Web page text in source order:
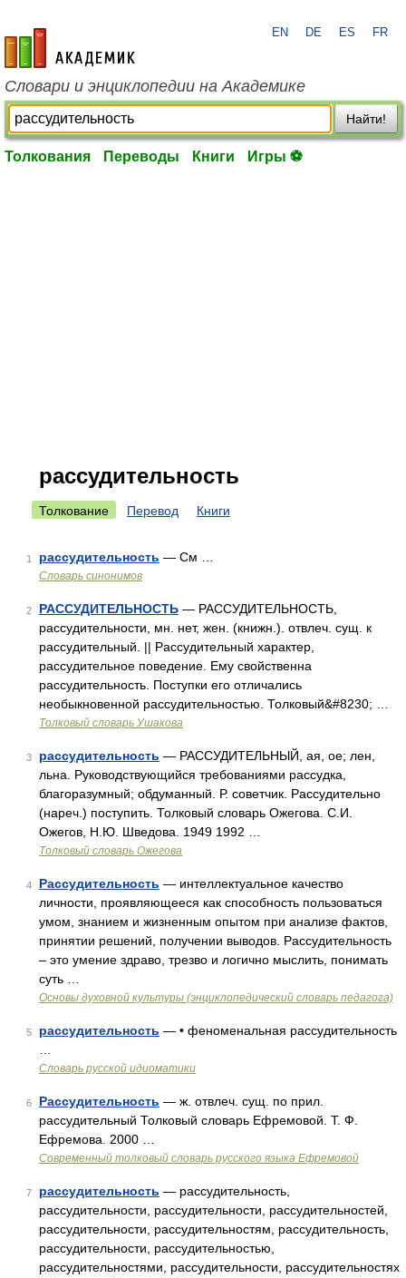
academic.ru
EN DE ES FR
Словари и энциклопедии на Академике
Найти!
Толкования Переводы Книги Игры ⚽
рассудительность
Толкование Перевод Книги
1 рассудительность — См …
Словарь синонимов
2 РАССУДИТЕЛЬНОСТЬ — РАССУДИТЕЛЬНОСТЬ,
рассудительности, мн. нет, жен. (книжн.). отвлеч. сущ. к
рассудительный. || Рассудительный характер,
рассудительное поведение. Ему свойственна
рассудительность. Поступки его отличались
необыкновенной рассудительностью. Толковый&#8230; …
Толковый словарь Ушакова
3 рассудительность — РАССУДИТЕЛЬНЫЙ, ая, ое; лен,
льна. Руководствующийся требованиями рассудка,
благоразумный; обдуманный. Р. советчик. Рассудительно
(нареч.) поступить. Толковый словарь Ожегова. С.И.
Ожегов, Н.Ю. Шведова. 1949 1992 …
Толковый словарь Ожегова
4 Рассудительность — интеллектуальное качество
личности, проявляющееся как способность пользоваться
умом, знанием и жизненным опытом при анализе фактов,
принятии решений, получении выводов. Рассудительность
– это умение здраво, трезво и логично мыслить, понимать
суть …
Основы духовной культуры (энциклопедический словарь педагога)
5 рассудительность — • феноменальная рассудительность
Словарь русской идиоматики
6 Рассудительность — ж. отвлеч. сущ. по прил.
рассудительный Толковый словарь Ефремовой. Т. Ф.
Ефремова. 2000 …
Современный толковый словарь русского языка Ефремовой
7 рассудительность — рассудительность,
рассудительности, рассудительности, рассудительностей,
рассудительности, рассудительностям, рассудительность,
рассудительности, рассудительностью,
рассудительностями, рассудительности, рассудительностях